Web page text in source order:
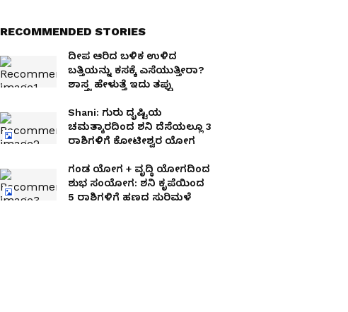
RECOMMENDED STORIES
ದೀಪ ಆರಿದ ಬಳಿಕ ಉಳಿದ
ಬತ್ತಿಯನ್ನು ಕಸಕ್ಕೆ ಎಸೆಯುತ್ತೀರಾ?
ಶಾಸ್ತ್ರ ಹೇಳುತ್ತೆ ಇದು ತಪ್ಪು
Shani: ಗುರು ದೃಷ್ಟಿಯ
ಚಮತ್ಕಾರದಿಂದ ಶನಿ ದೆಸೆಯಲ್ಲೂ 3
ರಾಶಿಗಳಿಗೆ ಕೋಟೀಶ್ವರ ಯೋಗ
ಗಂಡ ಯೋಗ + ವೃದ್ಧಿ ಯೋಗದಿಂದ
ಶುಭ ಸಂಯೋಗ: ಶನಿ ಕೃಪೆಯಿಂದ
5 ರಾಶಿಗಳಿಗೆ ಹಣದ ಸುರಿಮಳೆ